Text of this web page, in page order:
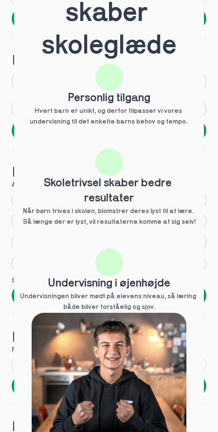
Næste
1 ud af 9 for at finde den rette tutor
Hvilken årgang?
2.g Andet
1 ud af 9 for at finde den rette tutor
Hvilke behov?
Anbefalet til dig
Større skoleglæde
Se flere
Næste
Spring over
1 ud af 9 for at finde den rette tutor
Hvad hedder du?
Fornavn Efternavn
Næste
Opbevares sikkert - oplysninger deles aldrig
1 ud af 9 for at finde den rette tutor
Hvordan kontakter vi dig?
skaber
skoleglæde
Personlig tilgang
Hvert barn er unikt, og derfor tilpasser vi vores
undervisning til det enkelte barns behov og tempo.
Skoletrivsel skaber bedre
resultater
Når børn trives i skolen, blomstrer deres lyst til at lære.
Så længe der er lyst, vil resultaterne komme af sig selv!
Undervisning i øjenhøjde
Undervisningen bliver mødt på elevens niveau, så læring
både bliver forståelig og sjov.